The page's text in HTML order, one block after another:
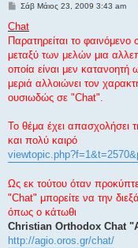
Δ
μ
ο
σ
ί
υ
σ
η
Σάβ Μάιος 23, 2009 3:43 am
Chat
Παρατηρείται το
μεταξύ των μελών μια
οποία είναι μεν
μεριά αλλοιώνει τον
ουσιωδώς σε "Chat".
Το θέμα έχει απασχολήσει
και πολύ καιρό
Ως εκ τούτου όταν
"Chat" μπορείτε να την
όπως ο κάτωθι
Christian Orthodox Chat
http://agio.oros.gr/chat/